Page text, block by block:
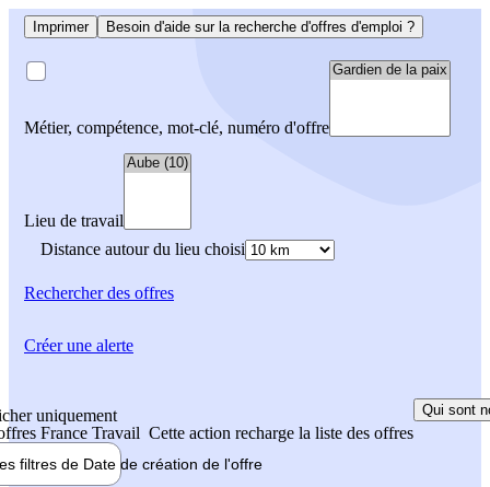
Imprimer Besoin d'aide sur la recherche d'offres d'emploi ?
Métier, compétence, mot-clé, numéro d'offre
Lieu de travail
Distance autour du lieu choisi
Rechercherdes offres
uniquement
France Travail Cette action recharge la liste des offres
Qui sont
filtres de Date de création de l'offre
Créer une alerte